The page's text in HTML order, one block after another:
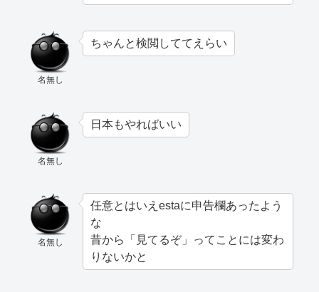
名無し
ちゃんと検閲しててえらい
名無し
日本もやればいい
名無し
任意とはいえestaに申告欄あったよう
な
昔から「見てるぞ」ってことには変わ
りないかと